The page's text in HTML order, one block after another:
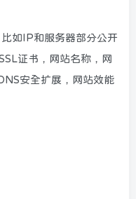
如IP和服务器部分公开
证书，网站名称，网
安全扩展，网站效能